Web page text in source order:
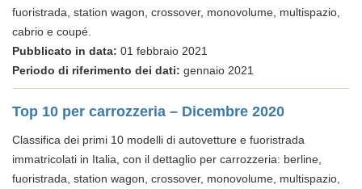
fuoristrada, station wagon, crossover, monovolume, multispazio,
cabrio e coupé.
Pubblicato in data: 01 febbraio 2021
Periodo di riferimento dei dati: gennaio 2021
Top 10 per carrozzeria – Dicembre 2020
Classifica dei primi 10 modelli di autovetture e fuoristrada
immatricolati in Italia, con il dettaglio per carrozzeria: berline,
fuoristrada, station wagon, crossover, monovolume, multispazio,